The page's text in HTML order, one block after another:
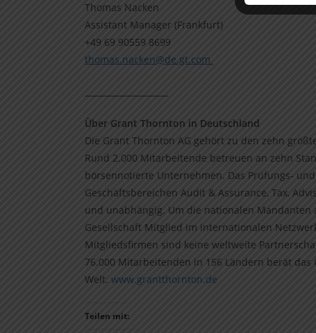
Thomas Nacken
Assistant Manager (Frankfurt)
+49 69 90559 8699
thomas.nacken@de.gt.com
Über Grant Thornton in Deutschland
Die Grant Thornton AG gehört zu den zehn
Rund 2.000 Mitarbeitende betreuen an zehn
börsennotierte Unternehmen. Das Prüfungs-
Geschäftsbereichen Audit & Assurance, Tax,
und unabhängig. Um die nationalen
Gesellschaft Mitglied im internationalen
Mitgliedsfirmen sind keine weltweite
76.000 Mitarbeitenden in 156 Ländern berät
Welt. www.grantthornton.de
Teilen mit: